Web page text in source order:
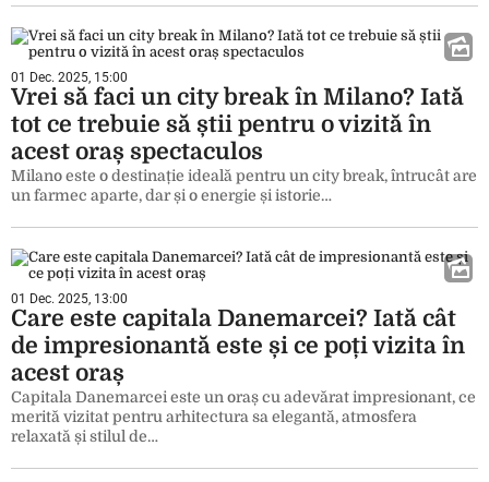
01 Dec. 2025, 15:00
Vrei să faci un city break în Milano? Iată
tot ce trebuie să știi pentru o vizită în
acest oraș spectaculos
Milano este o destinație ideală pentru un city break, întrucât are
un farmec aparte, dar și o energie și istorie…
01 Dec. 2025, 13:00
Care este capitala Danemarcei? Iată cât
de impresionantă este și ce poți vizita în
acest oraș
Capitala Danemarcei este un oraș cu adevărat impresionant, ce
merită vizitat pentru arhitectura sa elegantă, atmosfera
relaxată și stilul de…